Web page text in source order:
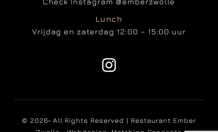
Lunch
Vrijdag en zaterdag 12:00 – 15:00 uur
© 2026• All Rights Reserved | Restaurant Ember